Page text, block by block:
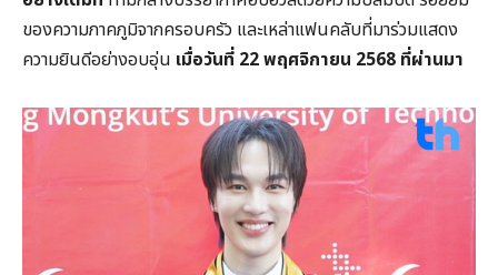
ของความภาคภูมิจากครอบครัว และเหล่าแฟนคลับที่มาร่วมแสดง
ความยินดีอย่างอบอุ่น เมื่อวันที่ 22 พฤศจิกายน 2568 ที่ผ่านมา